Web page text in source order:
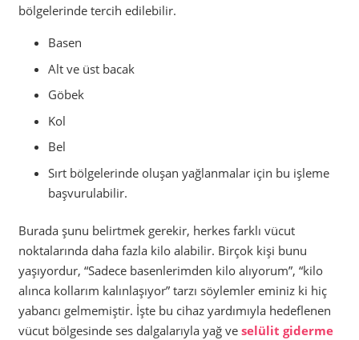
bölgelerinde tercih edilebilir.
Basen
Alt ve üst bacak
Göbek
Kol
Bel
Sırt bölgelerinde oluşan yağlanmalar için bu işleme
başvurulabilir.
Burada şunu belirtmek gerekir, herkes farklı vücut
noktalarında daha fazla kilo alabilir. Birçok kişi bunu
yaşıyordur, “Sadece basenlerimden kilo alıyorum”, “kilo
alınca kollarım kalınlaşıyor” tarzı söylemler eminiz ki hiç
yabancı gelmemiştir. İşte bu cihaz yardımıyla hedeflenen
vücut bölgesinde ses dalgalarıyla yağ ve selülit giderme